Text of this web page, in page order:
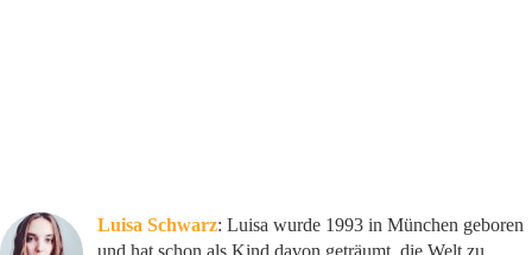
Luisa Schwarz: Luisa wurde 1993 in München geboren
und hat schon als Kind davon geträumt, die Welt zu